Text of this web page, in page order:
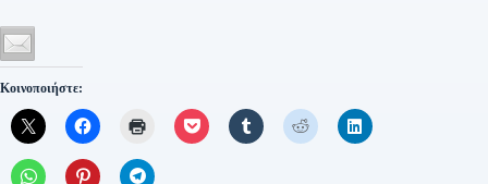
Κοινοποιήστε: